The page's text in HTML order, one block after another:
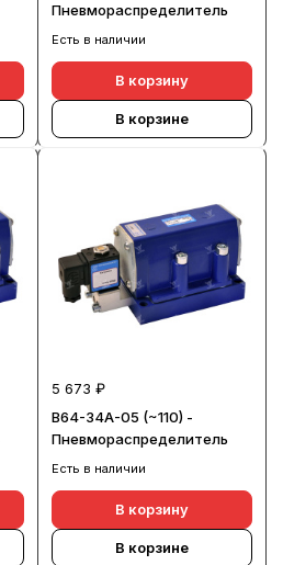
Пневмораспределитель
Есть в наличии
В корзину
В корзине
5 673 ₽
В64-34А-05 (~110) -
Пневмораспределитель
Есть в наличии
В корзину
В корзине